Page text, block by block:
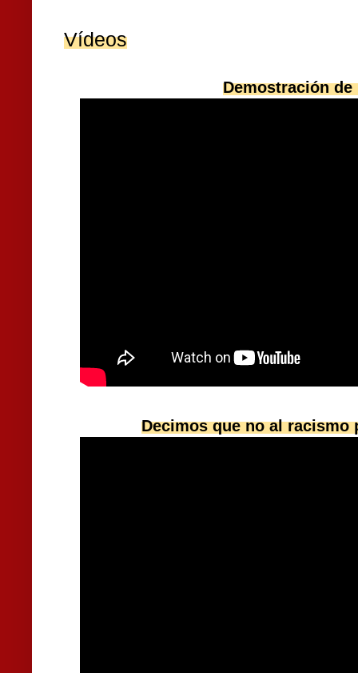
Vídeos
Demostración de
Decimos que no al racismo